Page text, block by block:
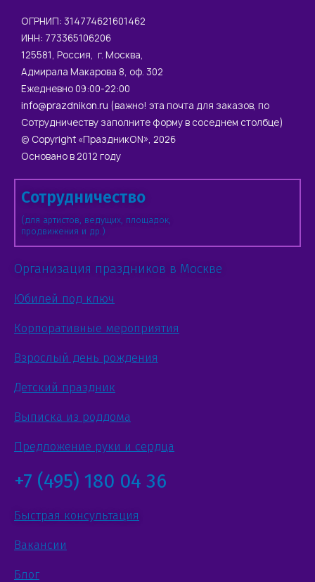
ОГРНИП: 314774621601462
ИНН: 773365106206
125581, Россия, г. Москва,
Адмирала Макарова 8, оф. 302
Ежедневно 09:00-22:00
info@prazdnikon.ru (важно! эта почта для заказов, по
Сотрудничеству заполните форму в соседнем столбце)
© Copyright «ПраздникON», 2026
Основано в 2012 году
Сотрудничество
(для артистов, ведущих, площадок,
продвижения и др.)
Организация праздников в Москве
Юбилей под ключ
Корпоративные мероприятия
Взрослый день рождения
Детский праздник
Выписка из роддома
Предложение руки и сердца
+7 (495) 180 04 36
Быстрая консультация
Вакансии
Блог